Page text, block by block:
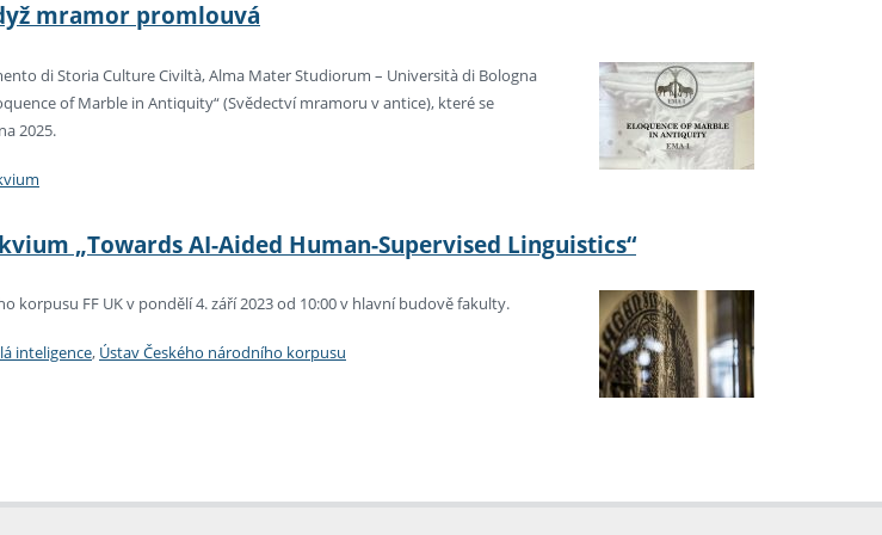
mramor promlouvá
di Storia Culture Civiltà, Alma Mater Studiorum – Università di Bologna
of Marble in Antiquity“ (Svědectví mramoru v antice), které se
2025.
„Towards AI-Aided Human-Supervised Linguistics“
korpusu FF UK v pondělí 4. září 2023 od 10:00 v hlavní budově fakulty.
inteligence, Ústav Českého národního korpusu